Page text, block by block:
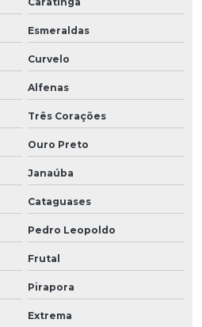
Esmeraldas
Curvelo
Alfenas
Três Corações
Ouro Preto
Janaúba
Cataguases
Pedro Leopoldo
Frutal
Pirapora
Extrema